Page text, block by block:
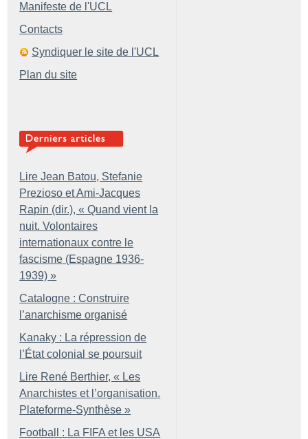
Manifeste de l'UCL
Contacts
Syndiquer le site de l'UCL
Plan du site
Lire Jean Batou, Stefanie
Prezioso et Ami-Jacques
Rapin (dir.), « Quand vient la
nuit. Volontaires
internationaux contre le
fascisme (Espagne 1936-
1939) »
Catalogne : Construire
l’anarchisme organisé
Kanaky : La répression de
l’État colonial se poursuit
Lire René Berthier, « Les
Anarchistes et l’organisation.
Plateforme-Synthèse »
Football : La FIFA et les USA